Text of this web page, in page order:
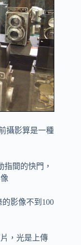
攝影算是一種
間的快門，
影像不到100
，光是上傳